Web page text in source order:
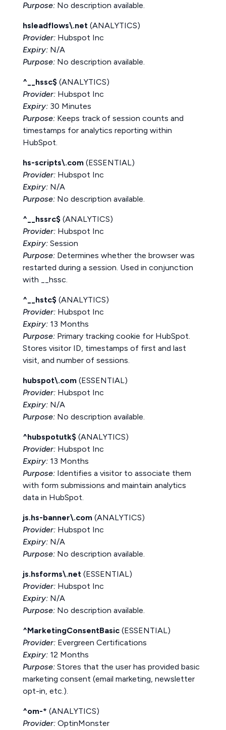
Purpose: No description available.
hsleadflows\.net (ANALYTICS)
Provider: Hubspot Inc
Expiry: N/A
Purpose: No description available.
^__hssc$ (ANALYTICS)
Provider: Hubspot Inc
Expiry: 30 Minutes
Purpose: Keeps track of session counts and
timestamps for analytics reporting within
HubSpot.
hs-scripts\.com (ESSENTIAL)
Provider: Hubspot Inc
Expiry: N/A
Purpose: No description available.
^__hssrc$ (ANALYTICS)
Provider: Hubspot Inc
Expiry: Session
Purpose: Determines whether the browser was
restarted during a session. Used in conjunction
with __hssc.
^__hstc$ (ANALYTICS)
Provider: Hubspot Inc
Expiry: 13 Months
Purpose: Primary tracking cookie for HubSpot.
Stores visitor ID, timestamps of first and last
visit, and number of sessions.
hubspot\.com (ESSENTIAL)
Provider: Hubspot Inc
Expiry: N/A
Purpose: No description available.
^hubspotutk$ (ANALYTICS)
Provider: Hubspot Inc
Expiry: 13 Months
Purpose: Identifies a visitor to associate them
with form submissions and maintain analytics
data in HubSpot.
js.hs-banner\.com (ANALYTICS)
Provider: Hubspot Inc
Expiry: N/A
Purpose: No description available.
js.hsforms\.net (ESSENTIAL)
Provider: Hubspot Inc
Expiry: N/A
Purpose: No description available.
^MarketingConsentBasic (ESSENTIAL)
Provider: Evergreen Certifications
Expiry: 12 Months
Purpose: Stores that the user has provided basic
marketing consent (email marketing, newsletter
opt-in, etc.).
^om-* (ANALYTICS)
Provider: OptinMonster